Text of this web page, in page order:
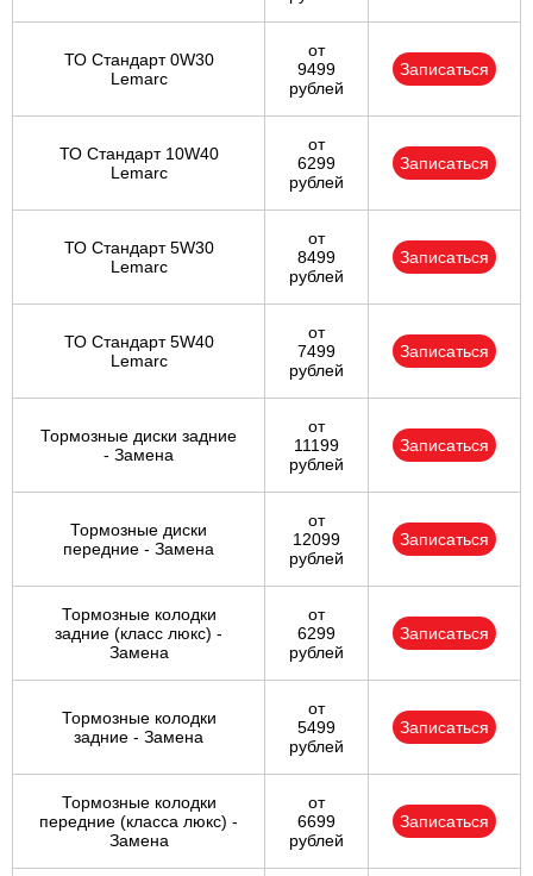
ТО Стандарт 0W30
Lemarc
от
9499
рублей
Записаться
ТО Стандарт 10W40
Lemarc
от
6299
рублей
Записаться
ТО Стандарт 5W30
Lemarc
от
8499
рублей
Записаться
ТО Стандарт 5W40
Lemarc
от
7499
рублей
Записаться
Тормозные диски задние
- Замена
от
11199
рублей
Записаться
Тормозные диски
передние - Замена
от
12099
рублей
Записаться
Тормозные колодки
задние (класс люкс) -
Замена
от
6299
рублей
Записаться
Тормозные колодки
задние - Замена
от
5499
рублей
Записаться
Тормозные колодки
передние (класса люкс) -
Замена
от
6699
рублей
Записаться